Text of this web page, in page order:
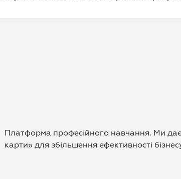
Платформа професійного навчання. Ми
карти» для збільшення ефективності